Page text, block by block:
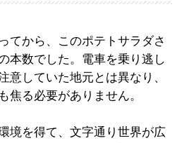
てから、このポテトサラダさ
本数でした。電車を乗り逃し
意していた地元とは異なり、
焦る必要がありません。
境を得て、文字通り世界が広